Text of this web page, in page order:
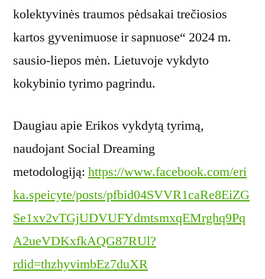
kolektyvinės traumos pėdsakai trečiosios
kartos gyvenimuose ir sapnuose“ 2024 m.
sausio-liepos mėn. Lietuvoje vykdyto
kokybinio tyrimo pagrindu.
Daugiau apie Erikos vykdytą tyrimą,
naudojant Social Dreaming
metodologiją: https://www.facebook.com/eri
ka.speicyte/posts/pfbid04SVVR1caRe8EiZG
Se1xv2vTGjUDVUFYdmtsmxqEMrghq9Pq
A2ueVDKxfkAQG87RUl?
rdid=thzhyvimbEz7duXR